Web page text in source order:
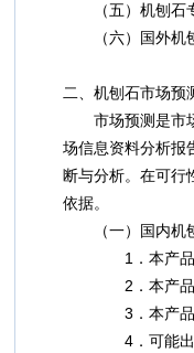
（五）机刨石专
（六）国外机刨
二、机刨石市场预
市场预测是市场调
场信息资料分析报告
断与分析。在可行性
依据。
（一）国内机刨
1．本产品消
2．本产品的
3．本产品更
4．可能出现